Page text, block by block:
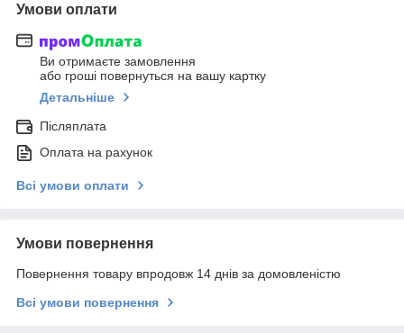
Умови оплати
Ви отримаєте замовлення
або гроші повернуться на вашу картку
Детальніше
Післяплата
Оплата на рахунок
Всі умови оплати
Умови повернення
Повернення товару впродовж 14 днів за домовленістю
Всі умови повернення